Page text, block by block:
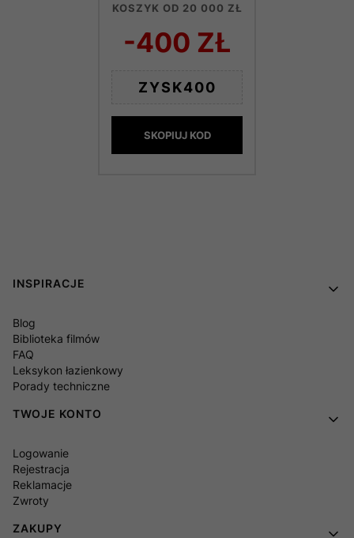
KOSZYK OD 20 000 ZŁ
-400 ZŁ
ZYSK400
SKOPIUJ KOD
Linki w stopce
INSPIRACJE
Blog
Biblioteka filmów
FAQ
Leksykon łazienkowy
Porady techniczne
TWOJE KONTO
Logowanie
Rejestracja
Reklamacje
Zwroty
ZAKUPY